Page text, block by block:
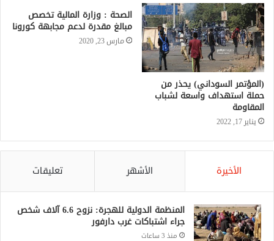
(المؤتمر السوداني) يحذر من
حملة استهداف واسعة لشباب
المقاومة
يناير 17, 2022
الصحة : وزارة المالية تخصص
مبالغ مقدرة لدعم مجابهة كورونا
مارس 23, 2020
الأخيرة الأشهر تعليقات
المنظمة الدولية للهجرة: نزوح 6.6 آلاف شخص
جراء اشتباكات غرب دارفور
منذ 3 ساعات